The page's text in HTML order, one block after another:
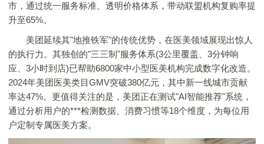
市，通过统一服务标准、透明价格体系，带动联盟机构复购率提
升至65%。
美团延续其"地推铁军"的传统优势，在医美领域展现出惊人
的执行力。其独创的"三三制"服务体系(3公里覆盖、3分钟响
应、3小时到店)已帮助6800家中小型医美机构完成数字化改造。
2024年美团医美类目GMV突破380亿元，其中新一线城市贡献
率达47%。更值得关注的是，美团正在测试"AI智能推荐"系统，
通过分析用户的***检测数据、消费习惯等18个维度，为每位用
户定制专属医美方案。